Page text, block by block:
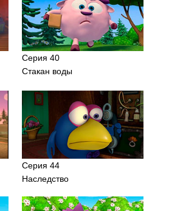
Серия 40
Стакан воды
Серия 44
Наследство